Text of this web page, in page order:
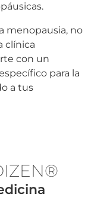
menopausia, no
clínica
con un
para la
a tus
ZEN®